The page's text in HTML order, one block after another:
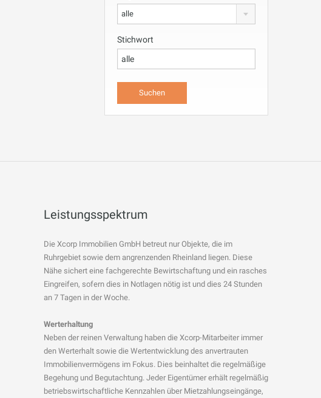
alle
Stichwort
Leistungsspektrum
Die Xcorp Immobilien GmbH betreut nur Objekte, die im
Ruhrgebiet sowie dem angrenzenden Rheinland liegen. Diese
Nähe sichert eine fachgerechte Bewirtschaftung und ein rasches
Eingreifen, sofern dies in Notlagen nötig ist und dies 24 Stunden
an 7 Tagen in der Woche.
Werterhaltung
Neben der reinen Verwaltung haben die Xcorp-Mitarbeiter immer
den Werterhalt sowie die Wertentwicklung des anvertrauten
Immobilienvermögens im Fokus. Dies beinhaltet die regelmäßige
Begehung und Begutachtung. Jeder Eigentümer erhält regelmäßig
betriebswirtschaftliche Kennzahlen über Mietzahlungseingänge,